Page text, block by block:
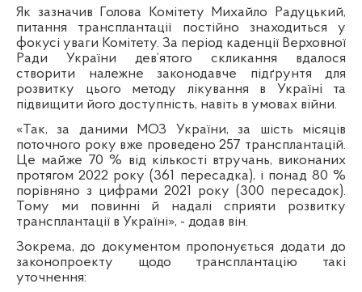
Як зазначив Голова Комітету Михайло Радуцький,
питання трансплантації постійно знаходиться у
фокусі уваги Комітету. За період каденції Верховної
Ради України дев’ятого скликання вдалося
створити належне законодавче підґрунтя для
розвитку цього методу лікування в Україні та
підвищити його доступність, навіть в умовах війни.
«Так, за даними МОЗ України, за шість місяців
поточного року вже проведено 257 трансплантацій.
Це майже 70 % від кількості втручань, виконаних
протягом 2022 року (361 пересадка), і понад 80 %
порівняно з цифрами 2021 року (300 пересадок).
Тому ми повинні й надалі сприяти розвитку
трансплантації в Україні», - додав він.
Зокрема, до документом пропонується додати до
законопроекту щодо трансплантацію такі
уточнення: